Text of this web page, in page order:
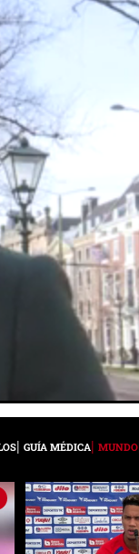
GUÍA MÉDICA MUNDO